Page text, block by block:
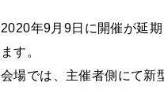
2020年9月9日に開催が延
ます。
会場では、主催者側にて新